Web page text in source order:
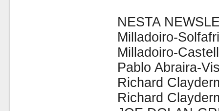
NESTA
Milladoiro-
Milladoiro-
Pablo Abraira-
Richard
Richard